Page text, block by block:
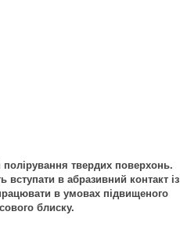
твердих поверхонь.
в абразивний контакт із
в умовах підвищеного
блиску.